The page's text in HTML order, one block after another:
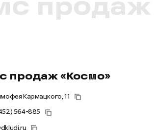
продаж
продаж «Космо»
Кармацкого, 11
564-885